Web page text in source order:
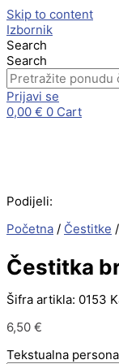
Skip to content
Izbornik
Search
Search
Prijavi se
0,00 € 0 Cart
Podijeli:
Početna / Čestitke /
Čestitka
Šifra artikla: 0153
6,50 €
Tekstualna